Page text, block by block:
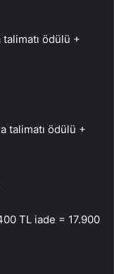
ödülü +
talimatı ödülü +
TL iade = 17.900